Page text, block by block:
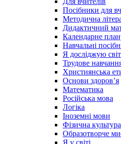
Посібники для
Методична
Дидактичний
Календарне
Навчальні
Я досліджую світ
Трудове
Християнська
Основи здоров’я
Математика
Російська мова
Логіка
Іноземні мови
Фізична культура
Образотворче
Я у світі